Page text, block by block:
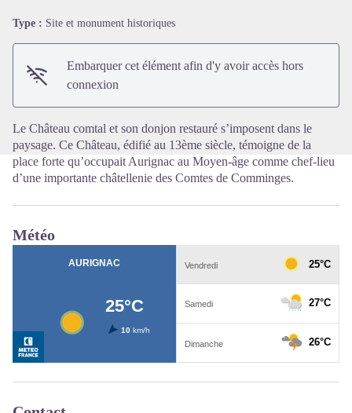
Type : Site et monument historiques
Embarquer cet élément afin d'y avoir accès hors
connexion
Le Château comtal et son donjon restauré s’imposent dans le
paysage. Ce Château, édifié au 13ème siècle, témoigne de la
place forte qu’occupait Aurignac au Moyen-âge comme chef-lieu
d’une importante châtellenie des Comtes de Comminges.
Météo